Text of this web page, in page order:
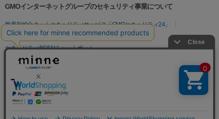
GMOインターネットグループのセキュリティ事業について
世界初総合ネットセキュリティサービス「GMOセキュリティ24」
パスワード漏洩診断
Webサイトリスク診断
セキュリティ相談AIチャットボット
実在証明・盗聴対策
サイバー攻撃対策（GMO Flatt Security）
セキュリティ事業の軌跡